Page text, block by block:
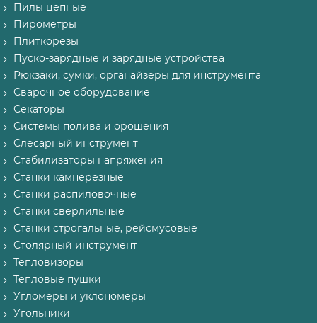
Пилы цепные
Пирометры
Плиткорезы
Пуско-зарядные и зарядные устройства
Рюкзаки, сумки, органайзеры для инструмента
Сварочное оборудование
Секаторы
Системы полива и орошения
Слесарный инструмент
Стабилизаторы напряжения
Станки камнерезные
Станки распиловочные
Станки сверлильные
Станки строгальные, рейсмусовые
Столярный инструмент
Тепловизоры
Тепловые пушки
Угломеры и уклономеры
Угольники